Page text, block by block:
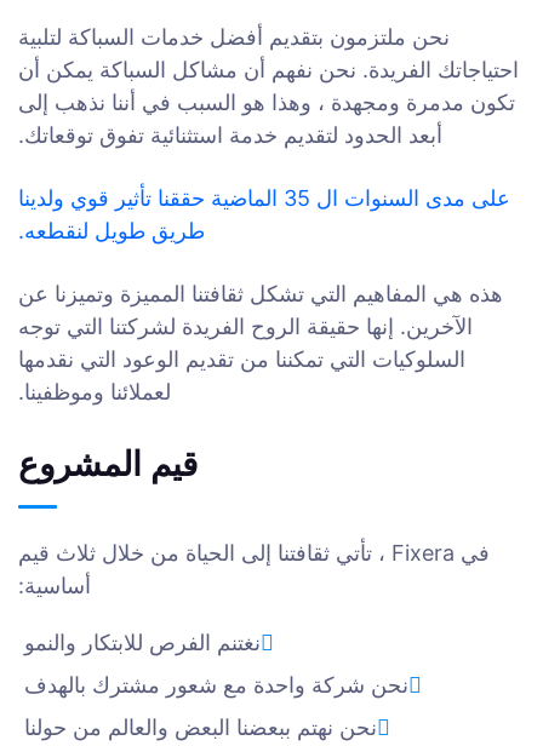
نحن ملتزمون بتقديم أفضل خدمات السباكة لتلبية
احتياجاتك الفريدة. نحن نفهم أن مشاكل السباكة يمكن أن
تكون مدمرة ومجهدة ، وهذا هو السبب في أننا نذهب إلى
أبعد الحدود لتقديم خدمة استثنائية تفوق توقعاتك.
على مدى السنوات ال 35 الماضية حققنا تأثير قوي ولدينا
طريق طويل لنقطعه.
هذه هي المفاهيم التي تشكل ثقافتنا المميزة وتميزنا عن
الآخرين. إنها حقيقة الروح الفريدة لشركتنا التي توجه
السلوكيات التي تمكننا من تقديم الوعود التي نقدمها
لعملائنا وموظفينا.
قيم المشروع
في Fixera ، تأتي ثقافتنا إلى الحياة من خلال ثلاث قيم
أساسية:
نغتنم الفرص للابتكار والنمو
نحن شركة واحدة مع شعور مشترك بالهدف
نحن نهتم ببعضنا البعض والعالم من حولنا